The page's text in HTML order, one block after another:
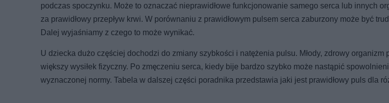
podczas spoczynku. Może to oznaczać nieprawidłowe funkcjonowanie samego serca lub innych
za prawidłowy przepływ krwi. W porównaniu z prawidłowym pulsem serca zaburzony może być
Dalej wyjaśniamy z czego to może wynikać.
U dziecka dużo częściej dochodzi do zmiany szybkości i natężenia pulsu. Młody, zdrowy organizm
większy wysiłek fizyczny. Po zmęczeniu serca, kiedy bije bardzo szybko może nastąpić
wyznaczonej normy. Tabela w dalszej części poradnika przedstawia jaki jest prawidłowy puls dla